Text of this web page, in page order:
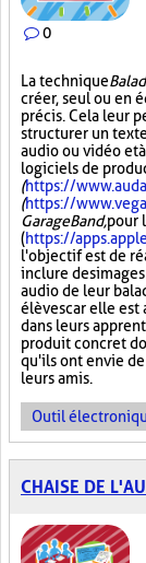
0
La technique
créer, seul ou en
précis. Cela leur
structurer un
audio ou vidéo et
logiciels de
(https://
(https://
GarageBand,pour
(https://
l'objectif est de
inclure des
audio de leur
élèves car elle
dans leurs
produit concret
qu'ils ont envie
leurs amis.
Outil
CHAISE DE